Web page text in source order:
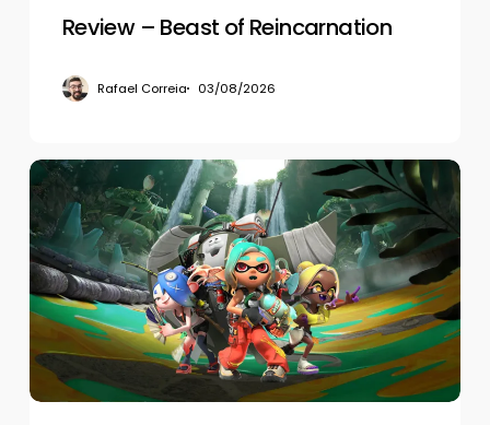
Review – Beast of Reincarnation
Rafael Correia 03/08/2026
Review
–
Splatoon
Raiders